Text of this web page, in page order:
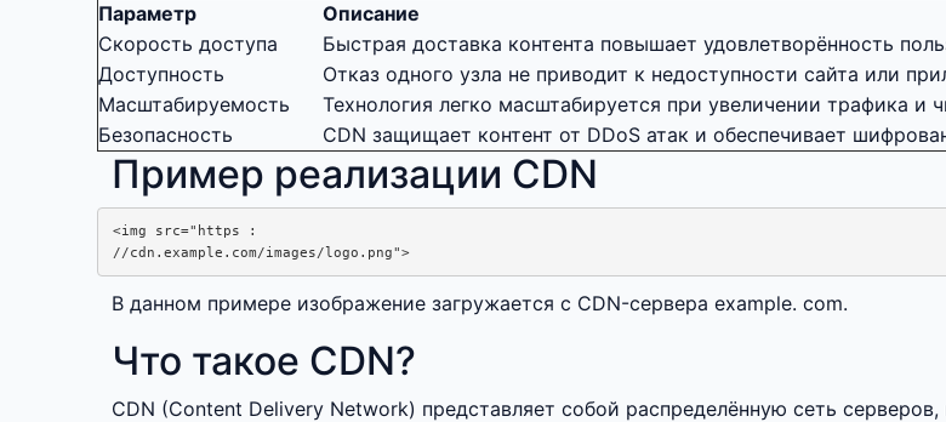
Параметр
Описание
Скорость доступа
Быстрая доставка контента повышает удовлетворённость
Доступность
Отказ одного узла не приводит к недоступности сайта или
Масштабируемость
Технология легко масштабируется при увеличении трафика и
Безопасность
CDN защищает контент от DDoS атак и обеспечивает
Пример реализации CDN
<img src="https :
В данном примере изображение загружается с CDN-сервера example. com.
Что такое CDN?
CDN (Content Delivery Network) представляет собой распределённую сеть